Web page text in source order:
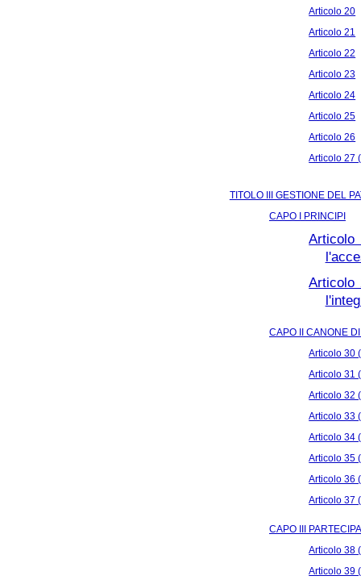
Articolo 20
Articolo 21
Articolo 22
Articolo 23
Articolo 24
Articolo 25
Articolo 26
Articolo 27
TITOLO III GESTIONE DEL
CAPO I PRINCIPI
Articolo
CAPO II CANONE
Articolo 30
Articolo 31
Articolo 32
Articolo 33
Articolo 34
Articolo 35
Articolo 36
Articolo 37
CAPO III
Articolo 38
Articolo 39